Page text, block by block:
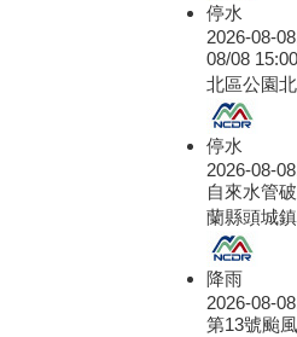
停水
2026-08-
08/08
北區公園北
停水
2026-08-
自來水管
蘭縣頭城
降雨
2026-08-
第13號颱